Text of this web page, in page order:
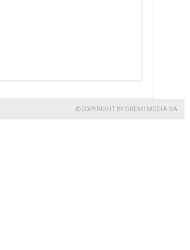
© COPYRIGHT BY GREMI MEDIA SA